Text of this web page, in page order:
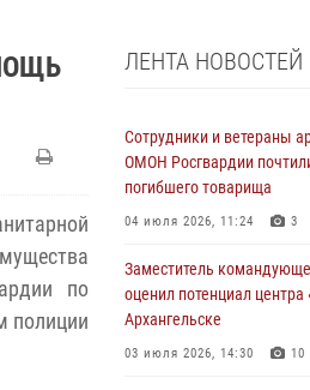
по
полиции
ЛЕНТА НОВОСТЕЙ
Сотрудники и ветераны
ОМОН Росгвардии
погибшего товарища
04 июля 2026, 11:24 3
Заместитель
оценил потенциал центра
Архангельске
03 июля 2026, 14:30 10